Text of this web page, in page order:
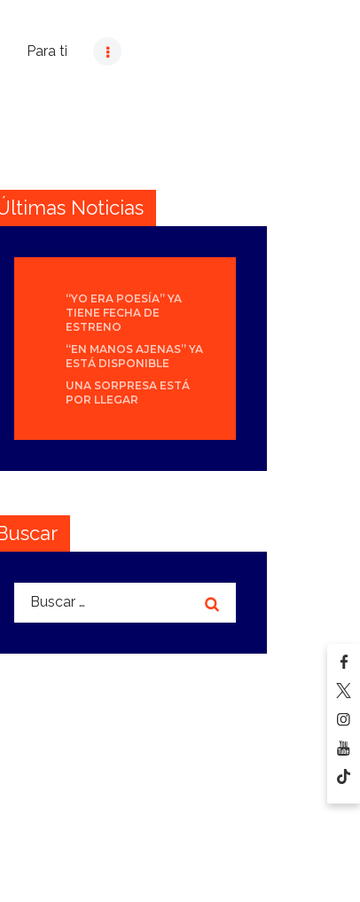
Para ti
Noticias
“YO ERA POESÍA” YA
TIENE FECHA DE
ESTRENO
“EN MANOS AJENAS” YA
ESTÁ DISPONIBLE
UNA SORPRESA ESTÁ
POR LLEGAR
Buscar: